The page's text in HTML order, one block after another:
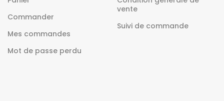
Commander
Mes commandes
Mot de passe perdu
vente
Suivi de commande